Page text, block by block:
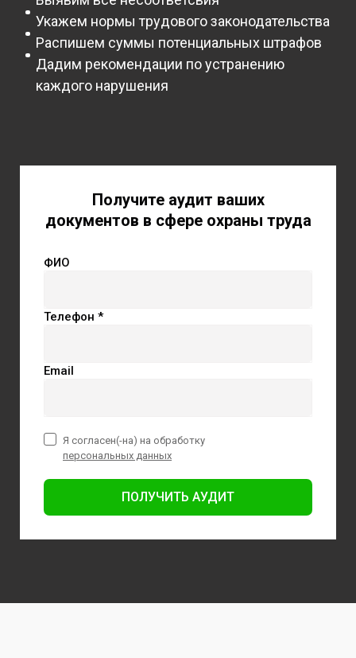
Укажем нормы трудового законодательства
Распишем суммы потенциальных штрафов
Дадим рекомендации по устранению
каждого нарушения
Получите аудит ваших
документов в сфере охраны труда
ФИО
Телефон *
Email
ПОЛУЧИТЬ АУДИТ
Я согласен(-на) на обработку
персональных данных